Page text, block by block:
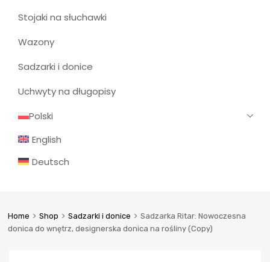
Stojaki na słuchawki
Wazony
Sadzarki i donice
Uchwyty na długopisy
Polski
English
Deutsch
Home Shop Sadzarki i donice
Sadzarka Ritar: Nowoczesna
donica do wnętrz, designerska donica na rośliny (Copy)